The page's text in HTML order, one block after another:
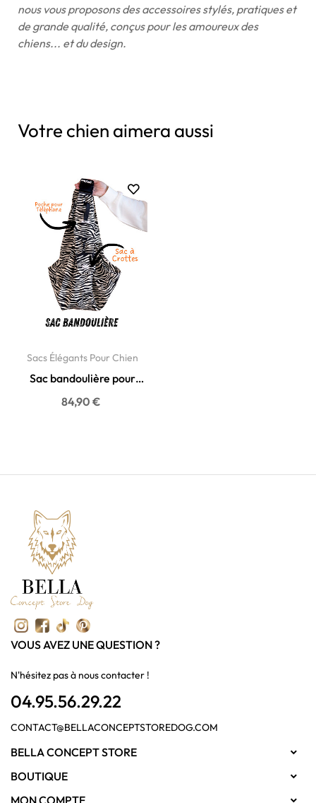
nous vous proposons des accessoires stylés, pratiques et
de grande qualité, conçus pour les amoureux des
chiens... et du design.
Votre chien aimera aussi
Sacs Élégants Pour Chien
Sac bandoulière pour
chien zèbre chic -...
84,90 €
VOUS AVEZ UNE QUESTION ?
N'hésitez pas à nous contacter !
04.95.56.29.22
CONTACT@BELLACONCEPTSTOREDOG.COM
BELLA CONCEPT STORE 
BOUTIQUE 
MON COMPTE